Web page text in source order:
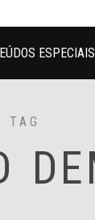
ESPECIAIS
TAG